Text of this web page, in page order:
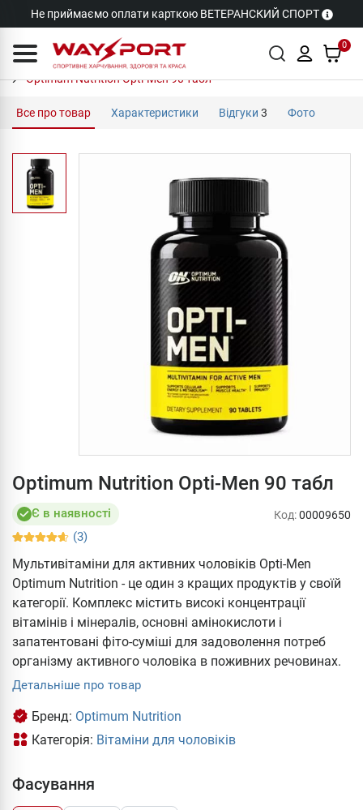
Не приймаємо оплати карткою ВЕТЕРАНСКИЙ СПОРТ
0
Optimum Nutrition Opti-Men 90 табл
Все про товар Характеристики Відгуки 3 Фото
Optimum Nutrition Opti-Men 90 табл
Є в наявності
(3)
Код:00009650
Мультивітаміни для активних чоловіків Opti-Men
Optimum Nutrition - це один з кращих продуктів у своїй
категорії. Комплекс містить високі концентрації
вітамінів і мінералів, основні амінокислоти і
запатентовані фіто-суміші для задоволення потреб
організму активного чоловіка в поживних речовинах.
Детальніше про товар
Бренд: Optimum Nutrition
Категорія: Вітаміни для чоловіків
Фасування